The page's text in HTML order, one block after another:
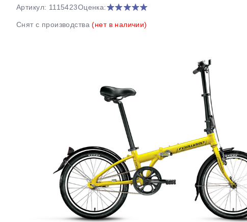
Артикул: 1115423Оценка:
Снят с производства(нет в наличии)